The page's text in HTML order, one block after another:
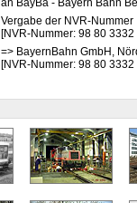
an BayBa - Bayern Bahn
Vergabe der NVR-Nummer
[NVR-Nummer: 98 80
=> BayernBahn GmbH,
[NVR-Nummer: 98 80